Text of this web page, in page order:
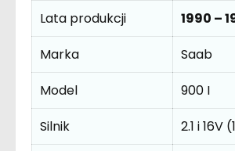
Lata produkcji
1990 –
Marka
Saab
Model
900 I
Silnik
2.1 i 16V